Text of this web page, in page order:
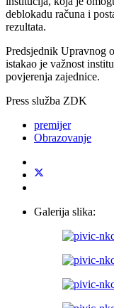
deblokadu računa i
rezultata.
Predsjednik Upravnog
istakao je važnost
povjerenja zajednice.
Press služba ZDK
premijer
Obrazovanje
Galerija slika: